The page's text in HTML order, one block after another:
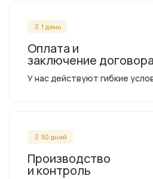
1 день
Оплата и
заключение договора
У нас действуют гибкие
50 дней
Производство
и контроль